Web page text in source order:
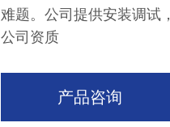
难题。公司提供安装调试
公司资质
产品咨询